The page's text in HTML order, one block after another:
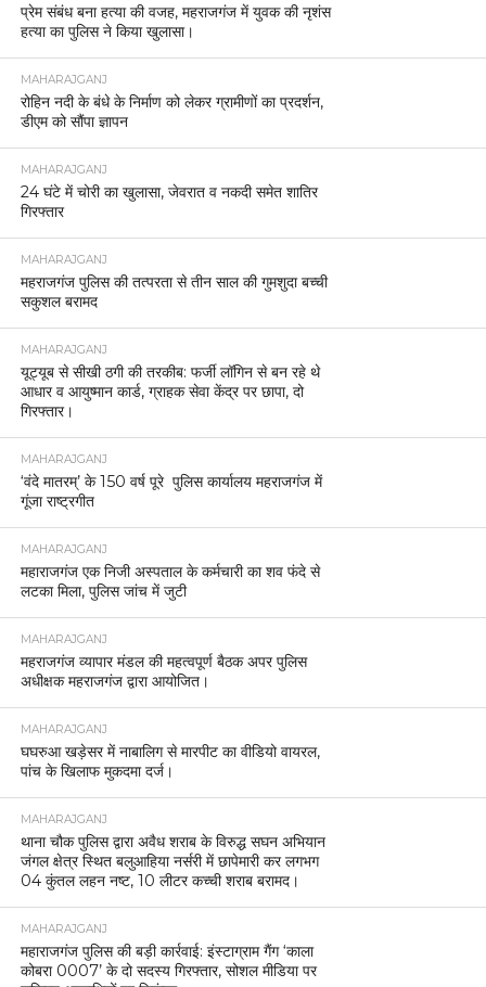
प्रेम संबंध बना हत्या की वजह, महराजगंज में युवक की नृशंस
हत्या का पुलिस ने किया खुलासा।
MAHARAJGANJ
रोहिन नदी के बंधे के निर्माण को लेकर ग्रामीणों का प्रदर्शन,
डीएम को सौंपा ज्ञापन
MAHARAJGANJ
24 घंटे में चोरी का खुलासा, जेवरात व नकदी समेत शातिर
गिरफ्तार
MAHARAJGANJ
महराजगंज पुलिस की तत्परता से तीन साल की गुमशुदा बच्ची
सकुशल बरामद
MAHARAJGANJ
यूट्यूब से सीखी ठगी की तरकीब: फर्जी लॉगिन से बन रहे थे
आधार व आयुष्मान कार्ड, ग्राहक सेवा केंद्र पर छापा, दो
गिरफ्तार।
MAHARAJGANJ
‘वंदे मातरम्’ के 150 वर्ष पूरे पुलिस कार्यालय महराजगंज में
गूंजा राष्ट्रगीत
MAHARAJGANJ
महाराजगंज एक निजी अस्पताल के कर्मचारी का शव फंदे से
लटका मिला, पुलिस जांच में जुटी
MAHARAJGANJ
महराजगंज व्यापार मंडल की महत्वपूर्ण बैठक अपर पुलिस
अधीक्षक महराजगंज द्वारा आयोजित।
MAHARAJGANJ
घघरुआ खड़ेसर में नाबालिग से मारपीट का वीडियो वायरल,
पांच के खिलाफ मुकदमा दर्ज।
MAHARAJGANJ
थाना चौक पुलिस द्वारा अवैध शराब के विरुद्ध सघन अभियान
जंगल क्षेत्र स्थित बलुआहिया नर्सरी में छापेमारी कर लगभग
04 कुंतल लहन नष्ट, 10 लीटर कच्ची शराब बरामद।
MAHARAJGANJ
महाराजगंज पुलिस की बड़ी कार्रवाई: इंस्टाग्राम गैंग ‘काला
कोबरा 0007’ के दो सदस्य गिरफ्तार, सोशल मीडिया पर